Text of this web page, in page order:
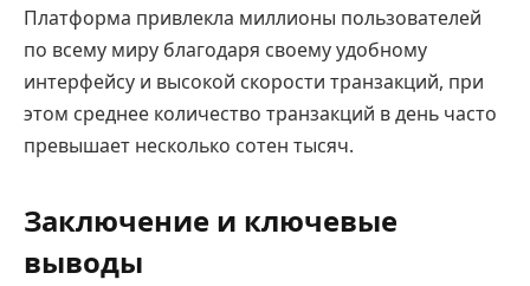
Платформа привлекла миллионы пользователей
по всему миру благодаря своему удобному
интерфейсу и высокой скорости транзакций, при
этом среднее количество транзакций в день часто
превышает несколько сотен тысяч.
Заключение и ключевые
выводы